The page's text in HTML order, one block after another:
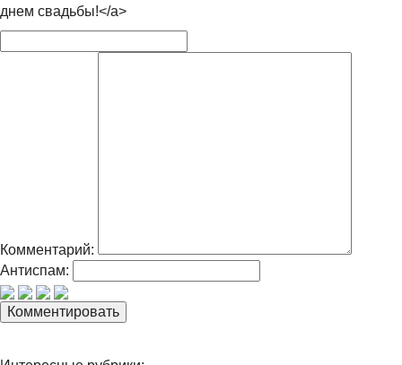
днем свадьбы!</a>
Комментарий:
Антиспам: